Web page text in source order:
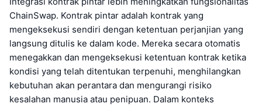
ChainSwap. Kontrak pintar adalah kontrak yang
mengeksekusi sendiri dengan ketentuan perjanjian yang
langsung ditulis ke dalam kode. Mereka secara otomatis
menegakkan dan mengeksekusi ketentuan kontrak ketika
kondisi yang telah ditentukan terpenuhi, menghilangkan
kebutuhan akan perantara dan mengurangi risiko
kesalahan manusia atau penipuan. Dalam konteks